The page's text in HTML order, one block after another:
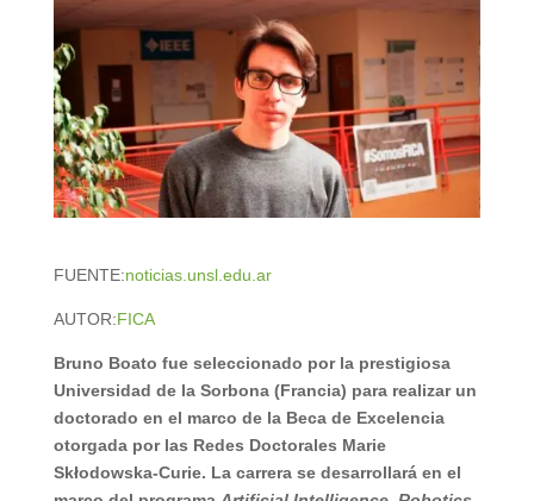
FUENTE:noticias.unsl.edu.ar
AUTOR:FICA
Bruno Boato fue seleccionado por la prestigiosa
Universidad de la Sorbona (Francia) para realizar un
doctorado en el marco de la Beca de Excelencia
otorgada por las Redes Doctorales Marie
Skłodowska-Curie. La carrera se desarrollará en el